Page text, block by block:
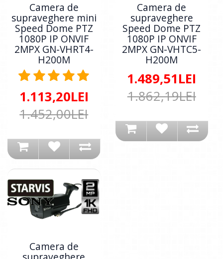
Camera de
supraveghere mini
Speed Dome PTZ
1080P IP ONVIF
2MPX GN-VHRT4-
H200M
1.113,20LEI
1.452,00LEI
Camera de
supraveghere
Speed Dome PTZ
1080P IP ONVIF
2MPX GN-VHTC5-
H200M
1.489,51LEI
1.862,19LEI
Camera de